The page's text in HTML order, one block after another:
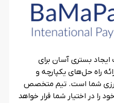
بستری آسان برای
راه حل‌های یکپارچه و
ارزی شما است. تیم متخصص
را در اختیار شما قرار خواهد